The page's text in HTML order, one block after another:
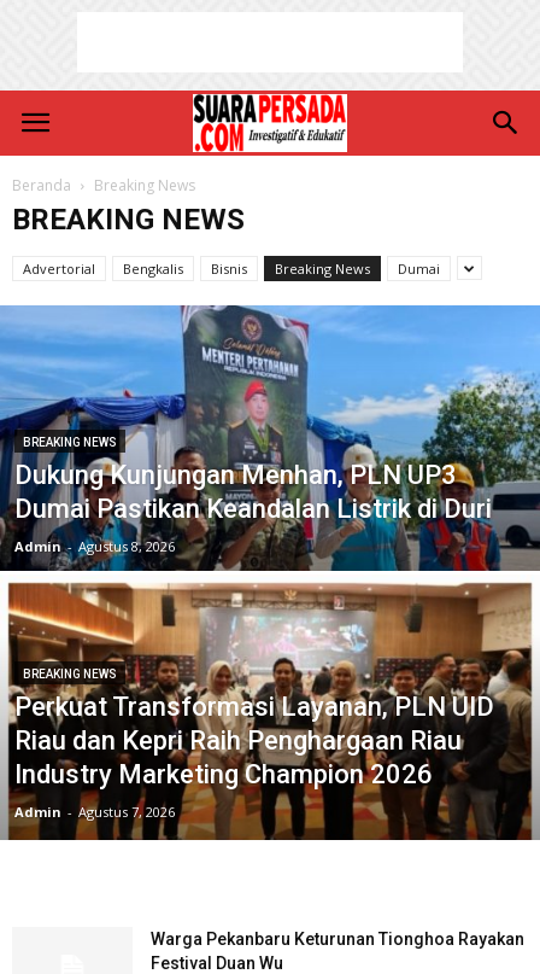
Beranda Breaking News
BREAKING NEWS
Advertorial Bengkalis Bisnis Breaking News Dumai
BREAKING NEWS
Dukung Kunjungan Menhan, PLN UP3
Dumai Pastikan Keandalan Listrik di Duri
Admin - Agustus 8, 2026
BREAKING NEWS
Perkuat Transformasi Layanan, PLN UID
Riau dan Kepri Raih Penghargaan Riau
Industry Marketing Champion 2026
Admin - Agustus 7, 2026
Warga Pekanbaru Keturunan Tionghoa Rayakan
Festival Duan Wu